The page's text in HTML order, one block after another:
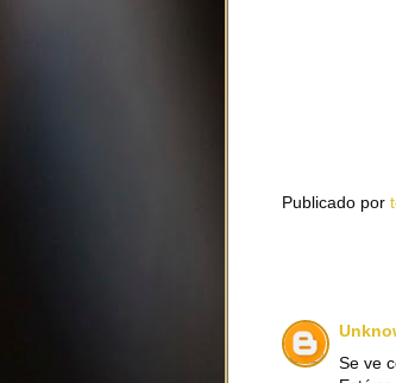
Publicado por
Se ve